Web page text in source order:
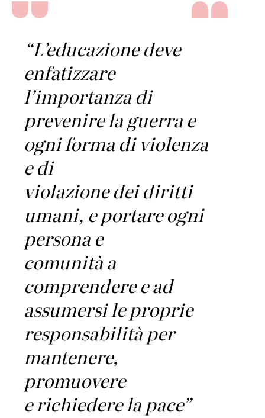
“L’educazione deve
enfatizzare
l’importanza di
prevenire la guerra e
ogni forma di violenza
e di
violazione dei diritti
umani, e portare ogni
persona e
comunità a
comprendere e ad
assumersi le proprie
responsabilità per
mantenere,
promuovere
e richiedere la pace”